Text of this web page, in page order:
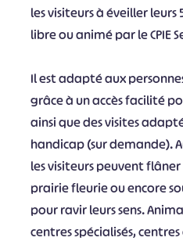
les visiteurs à éveiller leurs
libre ou animé par le CPIE
Il est adapté aux
grâce à un accès facilité
ainsi que des visites
handicap (sur demande).
les visiteurs peuvent
prairie fleurie ou encore
pour ravir leurs sens.
centres spécialisés,